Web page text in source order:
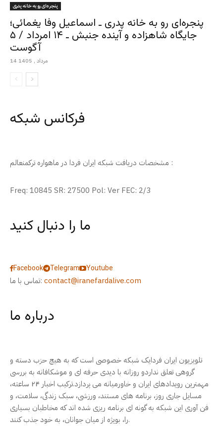
پنجره‌ای رو به خانه پدری
پنجره‌ای رو به خانه پدری ـ اسماعیل وفا یغمائی؛
جایگاه شاهزاده و آینده جنبش ـ ۱۴ امرداد / ۵
آگوست
14 مرداد , 1405
فرکانس شبکه
مشخصات دریافت شبکه ایران فردا در ماهواره ترکمنعالم :
Freq: 10845 SR: 27500 Pol: Ver FEC: 2/3
ما را دنبال کنید
Facebook Telegram
Youtube
تماس با ما: contact@iranefardalive.com
درباره ما
تلویزیون ایران فردایک شبکه خصوصی است که به هیچ حزب دسته و
گروهی تعلق نداردو روزانه با دیدی حرفه ای و موشکافانه به بررسی
مهمترین رویدادهای ایران و خاورمیانه می پردازد.ترکیب اخبار ۲۴ ساعته،
مسایل جاری روز، برنامه های مستند، ورزشی، سبک زندگی، سلامت، و
فن آوری این شبکه به گونه ای برنامه ریزی شده اند که مخاطبان بسیاری
را، بویژه از میان جوانان، به خود جذب کنند.